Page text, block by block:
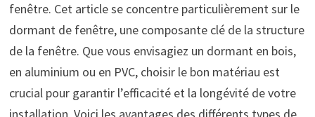
fenêtre. Cet article se concentre particulièrement sur le
dormant de fenêtre, une composante clé de la structure
de la fenêtre. Que vous envisagiez un dormant en bois,
en aluminium ou en PVC, choisir le bon matériau est
crucial pour garantir l’efficacité et la longévité de votre